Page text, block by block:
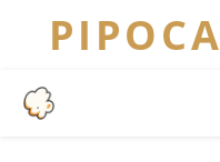
PIPOCA